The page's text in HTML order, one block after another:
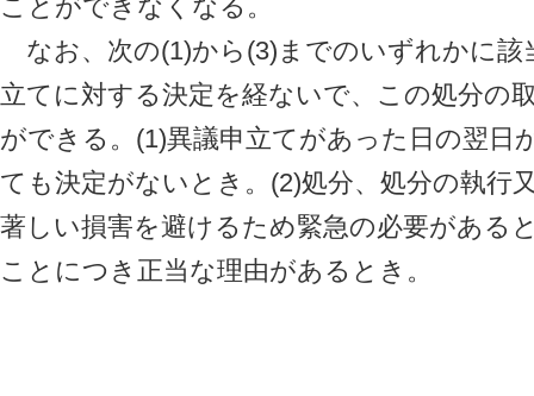
ことができなくなる。
なお、次の(1)から(3)までのいずれかに該
立てに対する決定を経ないで、この処分の
ができる。(1)異議申立てがあった日の翌日
ても決定がないとき。(2)処分、処分の執行
著しい損害を避けるため緊急の必要がある
ことにつき正当な理由があるとき。